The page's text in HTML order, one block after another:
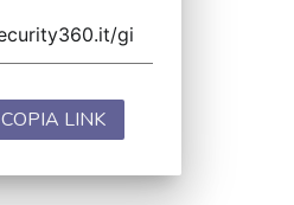
COPIA LINK